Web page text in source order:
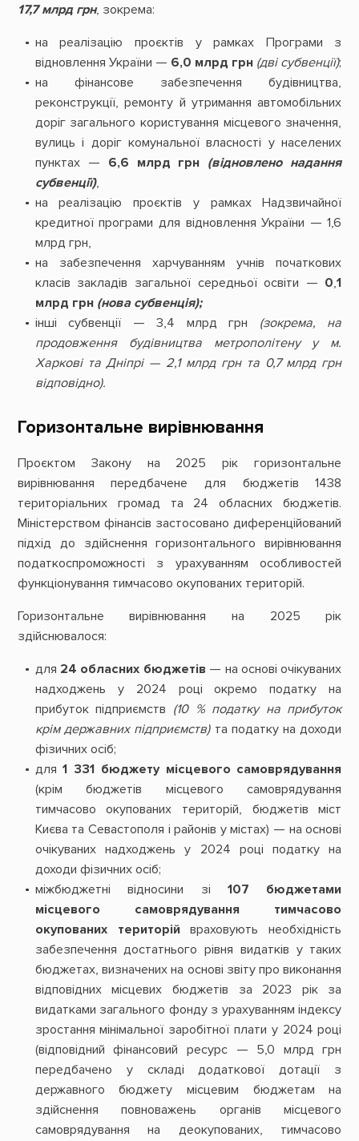
17,7 млрд грн, зокрема:
на реалізацію проєктів у рамках Програми з
відновлення України — 6,0 млрд грн (дві субвенції);
на фінансове забезпечення будівництва,
реконструкції, ремонту й утримання автомобільних
доріг загального користування місцевого значення,
вулиць і доріг комунальної власності у населених
пунктах — 6,6 млрд грн (відновлено надання
субвенції),
на реалізацію проєктів у рамках Надзвичайної
кредитної програми для відновлення України — 1,6
млрд грн,
на забезпечення харчуванням учнів початкових
класів закладів загальної середньої освіти — 0,1
млрд грн (нова субвенція);
інші субвенції — 3,4 млрд грн (зокрема, на
продовження будівництва метрополітену у м.
Харкові та Дніпрі — 2,1 млрд грн та 0,7 млрд грн
відповідно).
Горизонтальне вирівнювання
Проєктом Закону на 2025 рік горизонтальне
вирівнювання передбачене для бюджетів 1438
територіальних громад та 24 обласних бюджетів.
Міністерством фінансів застосовано диференційований
підхід до здійснення горизонтального вирівнювання
податкоспроможності з урахуванням особливостей
функціонування тимчасово окупованих територій.
Горизонтальне вирівнювання на 2025 рік
здійснювалося:
для 24 обласних бюджетів — на основі очікуваних
надходжень у 2024 році окремо податку на
прибуток підприємств (10 % податку на прибуток
крім державних підприємств)та податку на доходи
фізичних осіб;
для1 331 бюджету місцевого самоврядування
(крім бюджетів місцевого самоврядування
тимчасово окупованих територій, бюджетів міст
Києва та Севастополя і районів у містах) — на основі
очікуваних надходжень у 2024 році податку на
доходи фізичних осіб;
міжбюджетні відносини зі 107 бюджетами
місцевого самоврядування тимчасово
окупованих територійвраховують необхідність
забезпечення достатнього рівня видатків у таких
бюджетах, визначених на основі звіту про виконання
відповідних місцевих бюджетів за 2023 рік за
видатками загального фонду з урахуванням індексу
зростання мінімальної заробітної плати у 2024 році
(відповідний фінансовий ресурс — 5,0 млрд грн
передбачено у складі додаткової дотації з
державного бюджету місцевим бюджетам на
здійснення повноважень органів місцевого
самоврядування на деокупованих, тимчасово